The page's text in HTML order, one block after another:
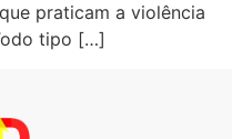
praticam a violência
tipo […]